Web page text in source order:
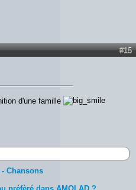
#15
d'une famille
Chansons